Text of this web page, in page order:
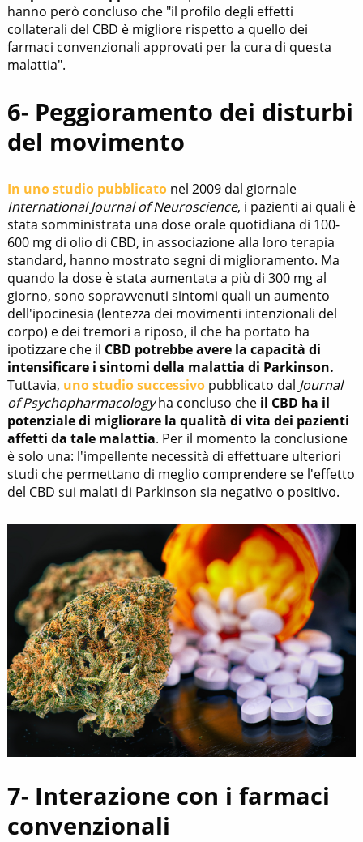
hanno però concluso che "il profilo degli effetti
collaterali del CBD è migliore rispetto a quello dei
farmaci convenzionali approvati per la cura di questa
malattia".
6- Peggioramento dei disturbi
del movimento
In uno studio pubblicatonel 2009 dal giornale
International Journal of Neuroscience, i pazienti ai quali è
stata somministrata una dose orale quotidiana di 100-
600 mg di olio di CBD, in associazione alla loro terapia
standard, hanno mostrato segni di miglioramento. Ma
quando la dose è stata aumentata a più di 300 mg al
giorno, sono sopravvenuti sintomi quali un aumento
dell'ipocinesia (lentezza dei movimenti intenzionali del
corpo) e dei tremori a riposo, il che ha portato ha
ipotizzare che il CBD potrebbe avere la capacità di
intensificare i sintomi della malattia di Parkinson.
Tuttavia, uno studio successivopubblicato dal Journal
of Psychopharmacologyha concluso che il CBD ha il
potenziale di migliorare la qualità di vita dei pazienti
affetti da tale malattia. Per il momento la conclusione
è solo una: l'impellente necessità di effettuare ulteriori
studi che permettano di meglio comprendere se l'effetto
del CBD sui malati di Parkinson sia negativo o positivo.
7- Interazione con i farmaci
convenzionali